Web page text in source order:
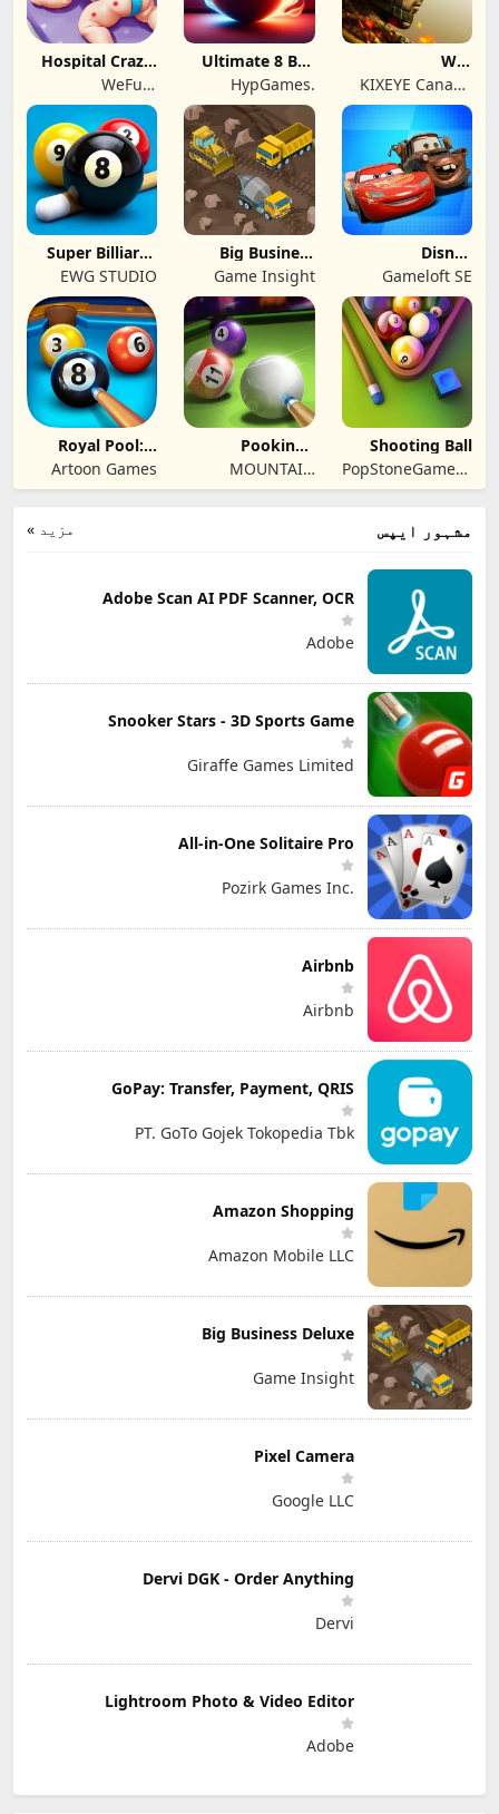
War
Commander:
Rogue Assault
KIXEYE Canada
Ltd
Ultimate 8 Ball
Pool
HypGames.
Hospital Craze:
Doctor Games
WeFun:
Casual,Cooking &
Hospital Games
Disney
Speedstorm
Gameloft SE
Big Business
Deluxe
Game Insight
Super Billiards
Real 8 Ball
EWG STUDIO
Shooting Ball
Shooting
Pooking -
Billiards City
MOUNTAIN
GAME
Royal Pool: 8
Ball & Billiards
Artoon Games
مزید » مشہور ایپس
Adobe Scan AI PDF Scanner, OCR
Adobe
Snooker Stars - 3D Sports Game
Giraffe Games Limited
All-in-One Solitaire Pro
Pozirk Games Inc.
Airbnb
Airbnb
GoPay: Transfer, Payment, QRIS
PT. GoTo Gojek Tokopedia Tbk
Amazon Shopping
Amazon Mobile LLC
Big Business Deluxe
Game Insight
Pixel Camera
Google LLC
Dervi DGK - Order Anything
Dervi
Lightroom Photo & Video Editor
Adobe